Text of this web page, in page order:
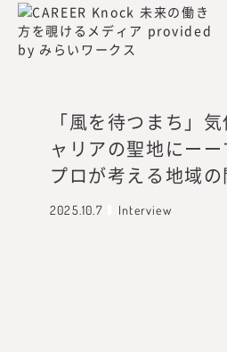
みらいワークス総合
「風を待つまち」
ャリアの聖地にー
プロが考える地域
2025.10.7 Interview